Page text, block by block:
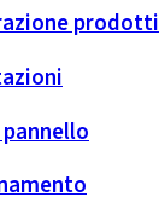
prodotti